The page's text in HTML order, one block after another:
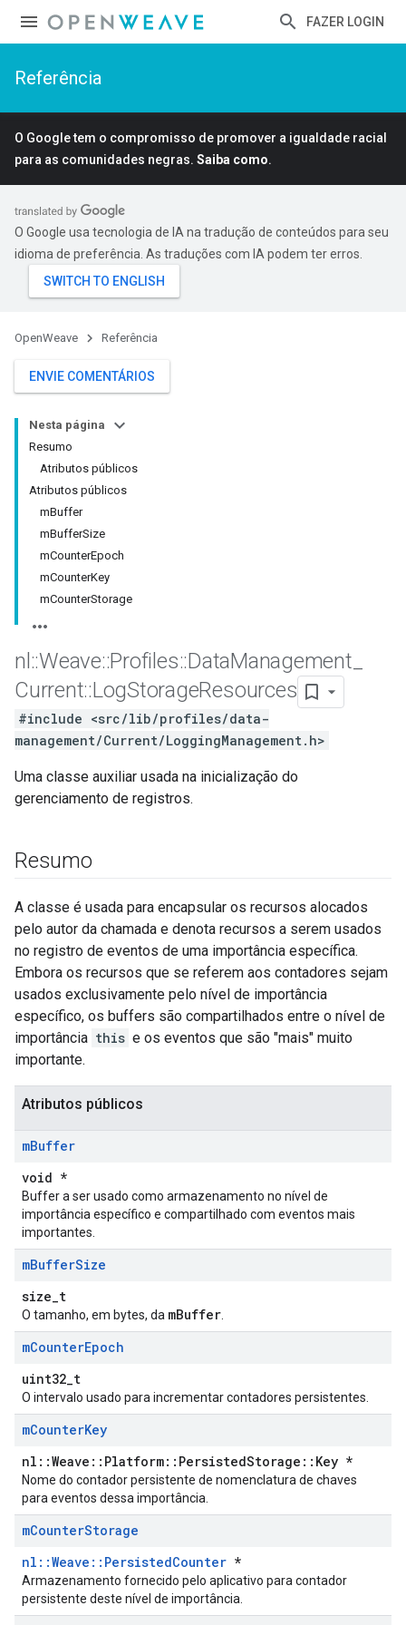
FAZER LOGIN
Referência
O Google tem o compromisso de promover a igualdade racial
para as comunidades negras. Saiba como.
O Google usa tecnologia de IA na tradução de conteúdos para seu
idioma de preferência. As traduções com IA podem ter erros.
OpenWeave Referência
ENVIE COMENTÁRIOS
Nesta página
Resumo
Atributos públicos
Atributos públicos
mBuffer
mBufferSize
mCounterEpoch
mCounterKey
mCounterStorage
nl ::Weave::Profiles::DataManagement
Current::LogStorageResources
#include <src/lib/profiles/data-
management/Current/LoggingManagement.h>
Uma classe auxiliar usada na inicialização do
gerenciamento de registros.
Resumo
A classe é usada para encapsular os recursos alocados
pelo autor da chamada e denota recursos a serem usados
no registro de eventos de uma importância específica.
Embora os recursos que se referem aos contadores sejam
usados exclusivamente pelo nível de importância
específico, os buffers são compartilhados entre o nível de
importância this e os eventos que são "mais" muito
importante.
Atributos públicos
mBuffer
void *
Buffer a ser usado como armazenamento no nível de
importância específico e compartilhado com eventos mais
importantes.
mBufferSize
size_t
O tamanho, em bytes, da mBuffer
mCounterEpoch
uint32_t
O intervalo usado para incrementar contadores persistentes.
mCounterKey
nl::Weave::Platform::PersistedStorage::Key *
Nome do contador persistente de nomenclatura de chaves
para eventos dessa importância.
mCounterStorage
nl::Weave::PersistedCounter *
Armazenamento fornecido pelo aplicativo para contador
persistente deste nível de importância.